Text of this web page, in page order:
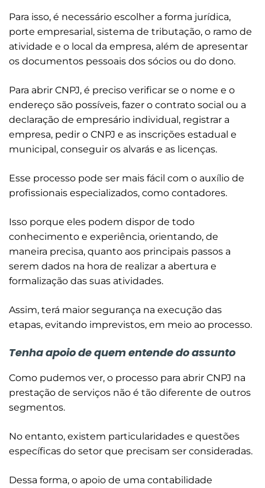
Para isso, é necessário escolher a forma jurídica,
porte empresarial, sistema de tributação, o ramo de
atividade e o local da empresa, além de apresentar
os documentos pessoais dos sócios ou do dono.
Para abrir CNPJ, é preciso verificar se o nome e o
endereço são possíveis, fazer o contrato social ou a
declaração de empresário individual, registrar a
empresa, pedir o CNPJ e as inscrições estadual e
municipal, conseguir os alvarás e as licenças.
Esse processo pode ser mais fácil com o auxílio de
profissionais especializados, como contadores.
Isso porque eles podem dispor de todo
conhecimento e experiência, orientando, de
maneira precisa, quanto aos principais passos a
serem dados na hora de realizar a abertura e
formalização das suas atividades.
Assim, terá maior segurança na execução das
etapas, evitando imprevistos, em meio ao processo.
Tenha apoio de quem entende do assunto
Como pudemos ver, o processo para abrir CNPJ na
prestação de serviços não é tão diferente de outros
segmentos.
No entanto, existem particularidades e questões
específicas do setor que precisam ser consideradas.
Dessa forma, o apoio de uma contabilidade